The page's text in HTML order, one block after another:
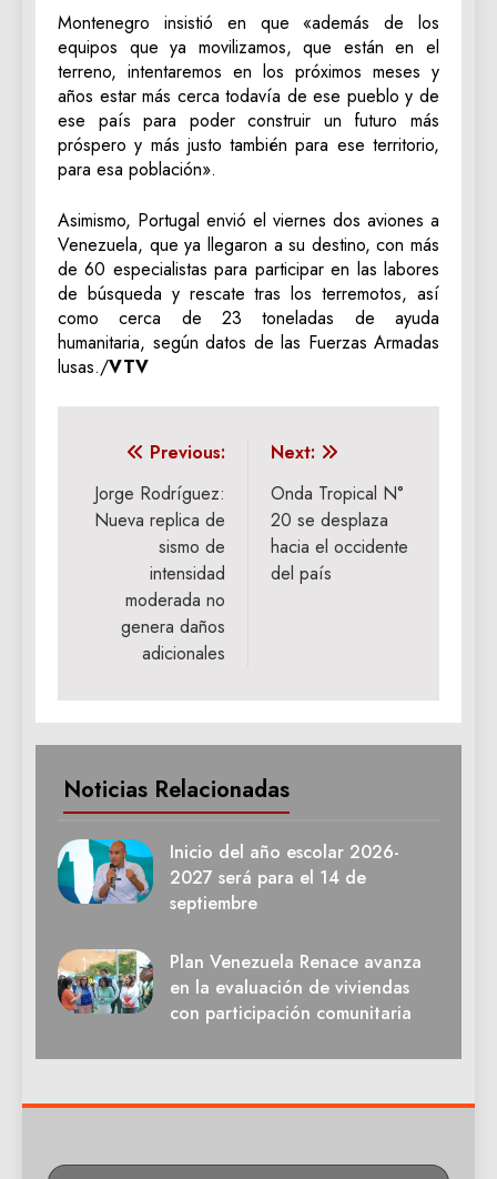
Montenegro insistió en que «además de los
equipos que ya movilizamos, que están en el
terreno, intentaremos en los próximos meses y
años estar más cerca todavía de ese pueblo y de
ese país para poder construir un futuro más
próspero y más justo también para ese territorio,
para esa población».
Asimismo, Portugal envió el viernes dos aviones a
Venezuela, que ya llegaron a su destino, con más
de 60 especialistas para participar en las labores
de búsqueda y rescate tras los terremotos, así
como cerca de 23 toneladas de ayuda
humanitaria, según datos de las Fuerzas Armadas
lusas./VTV
Navegación
de
entradas
Previous:
Jorge Rodríguez:
Nueva replica de
sismo de
intensidad
moderada no
genera daños
adicionales
Next:
Onda Tropical N°
20 se desplaza
hacia el occidente
del país
Noticias Relacionadas
Inicio del año escolar 2026-
2027 será para el 14 de
septiembre
Plan Venezuela Renace avanza
en la evaluación de viviendas
con participación comunitaria